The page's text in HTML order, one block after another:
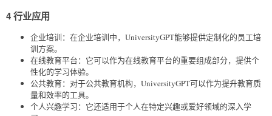
4 行业应用
企业培训：在企业培训中，UniversityGPT能够提供定制化的员工培
训方案。
在线教育平台：它可以作为在线教育平台的重要组成部分，提供个
性化的学习体验。
公共教育：对于公共教育机构，UniversityGPT可以作为提升教育质
量和效率的工具。
个人兴趣学习：它还适用于个人在特定兴趣或爱好领域的深入学